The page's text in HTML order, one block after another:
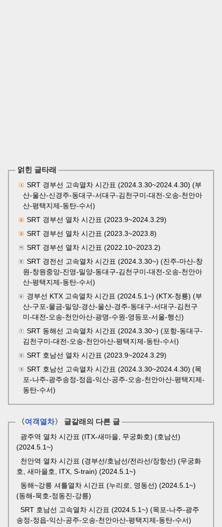
얽힌 글타래
SRT 경부선 고속열차 시간표 (2024.3.30~2024.4.30) (부
산-울산-신경주-동대구-서대구-김천구미-대전-오송-천안아
산-평택지제-동탄-수서)
SRT 경부선 열차 시간표 (2023.9~2024.3.29)
SRT 경부선 열차 시간표 (2023.3~2023.8)
SRT 경부선 열차 시간표 (2022.10~2023.2)
SRT 경전선 고속열차 시간표 (2024.3.30~) (진주-마산-창
원-창원중앙-진영-밀양-동대구-김천구미-대전-오송-천안아
산-평택지제-동탄-수서)
경부선 KTX 고속열차 시간표 (2024.5.1~) (KTX-청룡) (부
산-구포-물금-밀양-경산-울산-경주-동대구-서대구-김천구
미-대전-오송-천안아산-광명-수원-영등포-서울-행신)
SRT 동해선 고속열차 시간표 (2024.3.30~) (포항-동대구-
김천구미-대전-오송-천안아산-평택지제-동탄-수서)
SRT 호남선 열차 시간표 (2023.9~2024.3.29)
SRT 호남선 고속열차 시간표 (2024.3.30~2024.4.30) (목
포-나주-광주송정-정읍-익산-공주-오송-천안아산-평택지제-
동탄-수서)
〈여객열차〉 글갈래의 다른 글
광주역 열차 시간표 (ITX-새마을, 무궁화호) (호남선)
(2024.5.1~)
천안역 열차 시간표 (경부선/호남선/전라선/장항선) (무궁화
호, 새마을호, ITX, S-train) (2024.5.1~)
동해~강릉 셔틀열차 시간표 (누리로, 영동선) (2024.5.1~)
(동해-묵호-정동진-강릉)
SRT 호남선 고속열차 시간표 (2024.5.1~) (목포-나주-광주
송정-정읍-익산-공주-오송-천안아산-평택지제-동탄-수서)